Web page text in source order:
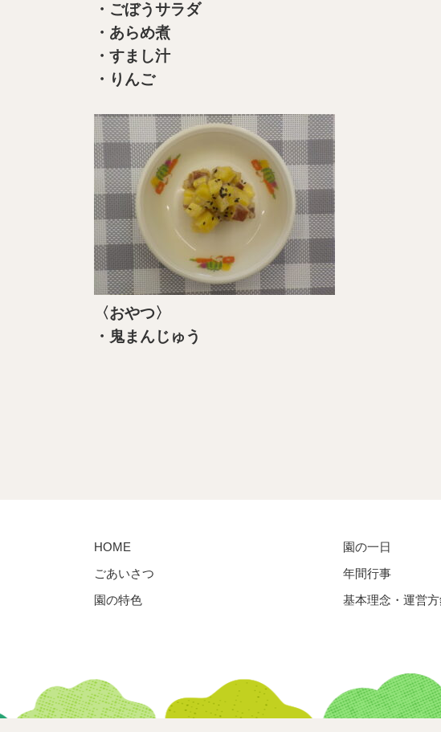
・ごぼうサラダ
・あらめ煮
・すまし汁
・りんご
〈おやつ〉
・鬼まんじゅう
HOME
ごあいさつ
園の特色
園の一日
年間行事
基本理念・運営